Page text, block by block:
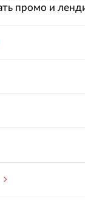
промо и